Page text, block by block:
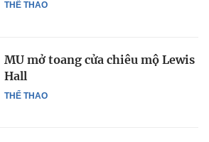
THỂ THAO
THỂ THAO
MU mở toang cửa chiêu mộ Lewis
Hall